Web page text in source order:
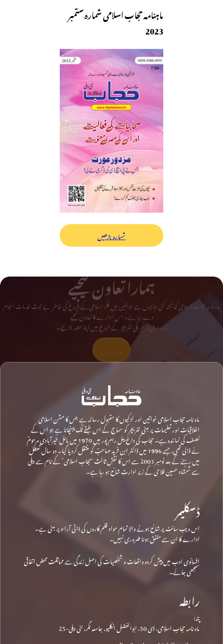
ماہنامہ حجاب اسلامی شمارہ ستمبر
2023
شمارہ پڑھیں
ہمارا تعاون کیجیے
ماہ نامہ حجاب اسلامی گذشتہ کئی دہائیوں سے خواتین میں فکر اسلامی کے فروغ کی خاطر بے لوث خدمات انجام
دے رہا ہے۔ اس ادارے کا تعاون کیجیے
اور دینی و تحریکی لٹریچر کے فروغ میں اپنا حصہ ڈالیے۔
ماہ نامہ حجاب اسلامی خواتین اور لڑکیوں کا مقبول رسالہ ہے جس کا مشن اسلامی
اخلاقیات اور تعلیمات پر مبنی لٹریچر کو سماج کے اس طبقے تک پہنچانا ہے جو اس کے
نصف کی نمائندہ ہے۔ حجاب کی داغ بیل رام پور میں 1970 میں مائل خیرآبادی مرحومؒ
نے ڈالی تھی، جسے 1996 میں ڈاکٹر ابن فرید صاحبؒ کو منتقل کردیا گیا۔ دو سال تعطل
میں رہنے کے بعد نومبر 2003 سے اس کا نقشِ ثالث ‘حجاب اسلامی’ کے نام سے دہلی
سے شمشاد حسین فلاحی کے زیرِ ادارت شائع ہو رہا ہے۔
ڈسکلیمر
اس ویب سائٹ پر شائع ہونے والا تمام مواد قلم کاروں کی ذاتی آراء پر مبنی ہے۔
ادارے کا ان سے متفق ہونا ضروری نہیں۔
افسانوی ادب میں پیش کردہ واقعات و شخصیات کی اصل زندگی سے مماثلت محض اتفاقی
سمجھی جائے۔
رابطہ
پتہ:
ماہ نامہ حجاب اسلامی، ڈی 50، ابوالفضل انکلیو، جامعہ نگر، نئی دہلی-25